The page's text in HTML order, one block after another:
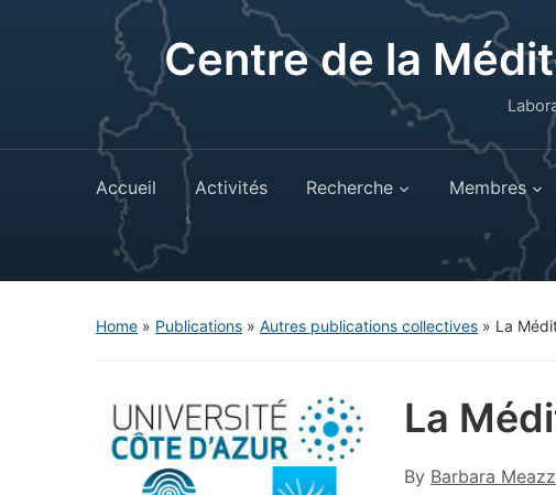
Centre de la
Accueil Activités Recherche Membres
Home » Publications » Autres publications collectives » La
La
By Barbara